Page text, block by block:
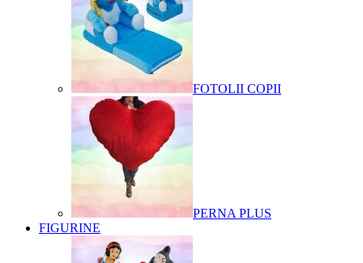
FOTOLII COPII
PERNA PLUS
FIGURINE